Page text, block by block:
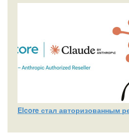
Elcore стал авторизованным